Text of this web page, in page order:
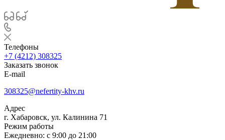
Телефоны
+7 (4212) 308325
Заказать звонок
E-mail
308325@nefertity-khv.ru
Адрес
г. Хабаровск, ул. Калинина 71
Режим работы
Ежедневно: с 9:00 до 21:00